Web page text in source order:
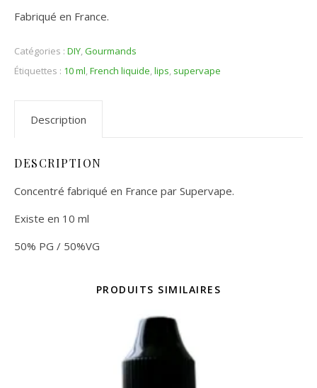
Fabriqué en France.
Catégories : DIY,Gourmands
Étiquettes : 10 ml,French liquide,lips, supervape
Description
DESCRIPTION
Concentré fabriqué en France par Supervape.
Existe en 10 ml
50% PG / 50%VG
PRODUITS SIMILAIRES